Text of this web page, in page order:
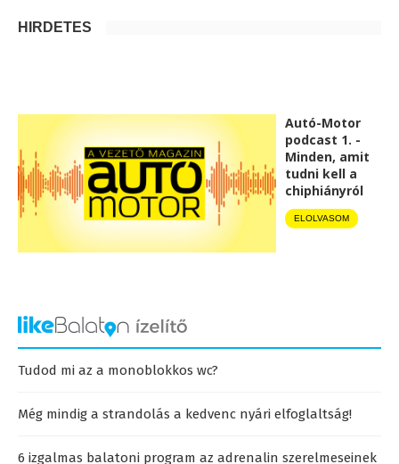
HIRDETÉS
Autó-Motor
podcast 1. -
Minden, amit
tudni kell a
chiphiányról
ELOLVASOM
Tudod mi az a monoblokkos wc?
Még mindig a strandolás a kedvenc nyári elfoglaltság!
6 izgalmas balatoni program az adrenalin szerelmeseinek